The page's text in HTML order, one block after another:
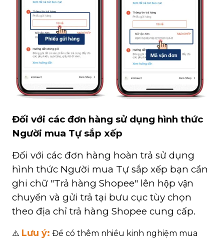
Đối với các đơn hàng sử dụng hình thức
Người mua Tự sắp xếp
Đối với các đơn hàng hoàn trả sử dụng
hình thức Người mua Tự sắp xếp bạn cần
ghi chữ "Trả hàng Shopee" lên hộp vận
chuyển và gửi trả tại bưu cục tùy chọn
theo địa chỉ trả hàng Shopee cung cấp.
⚠️ Lưu ý: Để có thêm nhiều kinh nghiệm mua